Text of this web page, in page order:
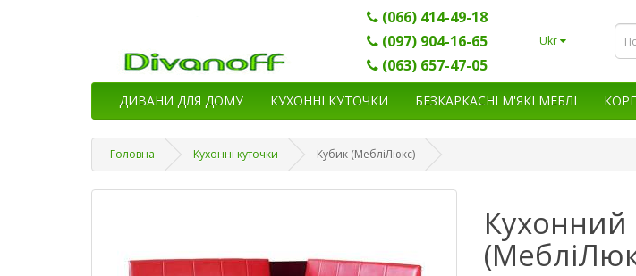
(066) 414-49-18
(097) 904-16-65
(063) 657-47-05
Ukr
ДИВАНИ ДЛЯ ДОМУ КУХОННІ КУТОЧКИ БЕЗКАРКАСНІ М'ЯКІ МЕБЛІ
Головна Кухонні куточки Кубик (МебліЛюкс)
Кухонний